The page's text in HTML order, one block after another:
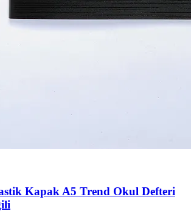
Kapak A5 Trend Okul Defteri